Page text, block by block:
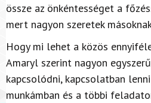
össze az önkéntességet a
mert nagyon szeretek
Hogy mi lehet a közös
Amaryl szerint nagyon
kapcsolódni, kapcsolatban
munkámban és a többi